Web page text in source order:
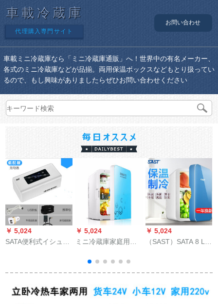
車載冷蔵庫
代理購入専門サイト
お問い合わせ
車載ミニ冷蔵庫なら「ミニ冷蔵庫通販」へ！世界中の有名メーカー、
各式のミニ冷蔵庫などが品揃。両用保温ボックスなどもとり扱ってい
るので、もし興味がありましたらぜひお問い合わせください
￥ 5,024
SATA便利式イシュー
充電式冷蔵庫低配合
用）
￥ 5,024
ミニ冷蔵庫家庭用ミ
蔵箱冷凍母乳車載冷
蔵庫SN 8910リルダ
三階
￥ 5,024
（SAST）SATA 8 L-
寮シング化粧品便利
庫8 L天空藍車家兼用